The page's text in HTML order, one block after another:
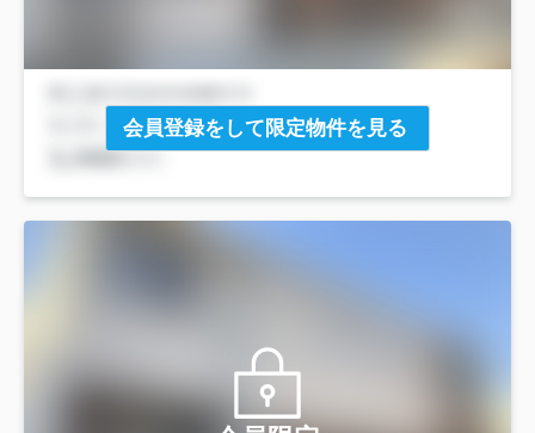
会員登録をして限定物件を見る